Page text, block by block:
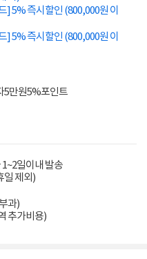
] 5% 즉시할인 (800,000원 이
] 5% 즉시할인 (800,000원 이
5만원5%포인트
1~2일이내 발송
일 제외)
과)
추가비용)